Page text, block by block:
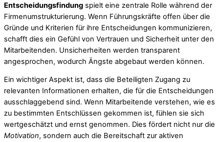
Entscheidungsfindung spielt eine zentrale Rolle während der
Firmenumstrukturierung. Wenn Führungskräfte offen über die
Gründe und Kriterien für ihre Entscheidungen kommunizieren,
schafft dies ein Gefühl von Vertrauen und Sicherheit unter den
Mitarbeitenden. Unsicherheiten werden transparent
angesprochen, wodurch Ängste abgebaut werden können.
Ein wichtiger Aspekt ist, dass die Beteiligten Zugang zu
relevanten Informationen erhalten, die für die Entscheidungen
ausschlaggebend sind. Wenn Mitarbeitende verstehen, wie es
zu bestimmten Entschlüssen gekommen ist, fühlen sie sich
wertgeschätzt und ernst genommen. Dies fördert nicht nur die
Motivation, sondern auch die Bereitschaft zur aktiven